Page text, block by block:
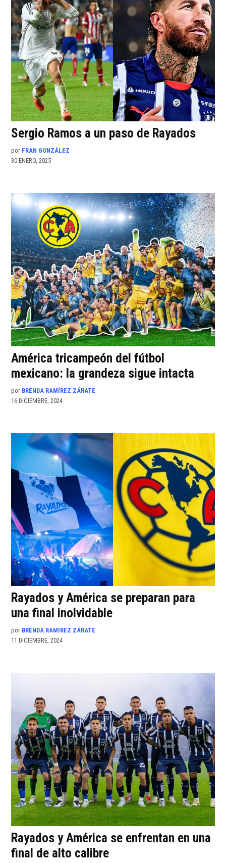
Sergio Ramos a un paso de Rayados
por FRAN GONZÁLEZ
30 ENERO, 2025
América tricampeón del fútbol
mexicano: la grandeza sigue intacta
por BRENDA RAMÍREZ ZÁRATE
16 DICIEMBRE, 2024
Rayados y América se preparan para
una final inolvidable
por BRENDA RAMÍREZ ZÁRATE
11 DICIEMBRE, 2024
Rayados y América se enfrentan en una
final de alto calibre